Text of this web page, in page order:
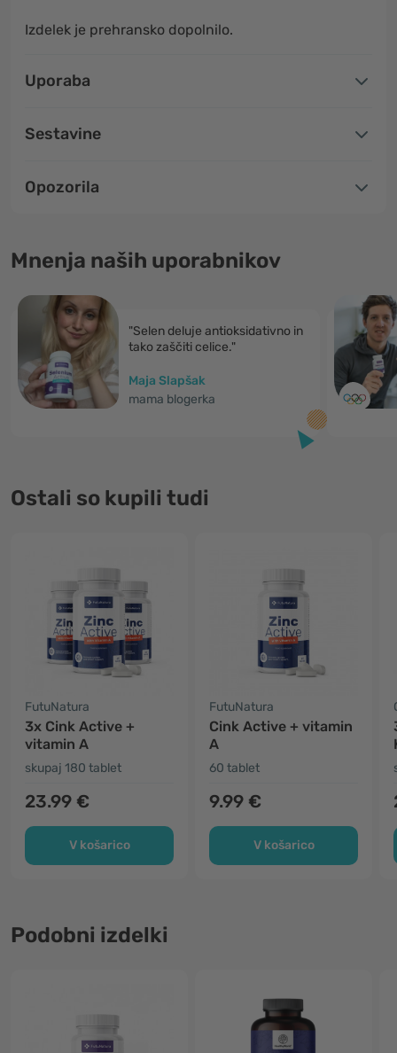
Izdelek je prehransko dopolnilo.
Uporaba
Sestavine
Opozorila
Mnenja naših uporabnikov
"Selen deluje antioksidativno in
tako zaščiti celice."
Maja Slapšak
mama blogerka
Ostali so kupili tudi
FutuNatura
3x Cink Active +
vitamin A
skupaj 180 tablet
23.99 €
V košarico
FutuNatura
Cink Active + vitamin
A
60 tablet
9.99 €
V košarico
Podobni izdelki